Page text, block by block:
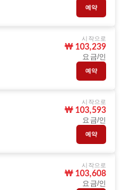
예약
시작으로
₩ 103,239
요금/인
예약
시작으로
₩ 103,593
요금/인
예약
시작으로
₩ 103,608
요금/인